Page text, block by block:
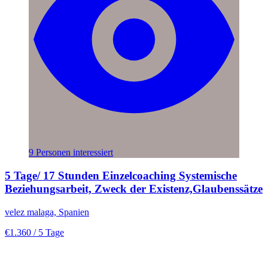
9 Personen interessiert
5 Tage/ 17 Stunden Einzelcoaching Systemische
Beziehungsarbeit, Zweck der Existenz,Glaubenssätze
velez malaga, Spanien
€1.360 / 5 Tage